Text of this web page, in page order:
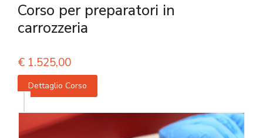
Corso per preparatori in
carrozzeria
€ 1.525,00
Dettaglio Corso